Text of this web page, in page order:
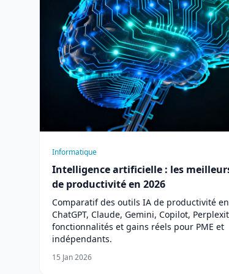
Informatique
Intelligence artificielle : les
de productivité en 2026
Comparatif des outils IA de productivité
ChatGPT, Claude, Gemini, Copilot,
fonctionnalités et gains réels pour PME et
indépendants.
15 Jan 2026